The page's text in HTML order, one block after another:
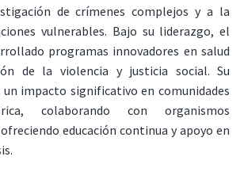
de crímenes complejos y a la
vulnerables. Bajo su liderazgo, el
programas innovadores en salud
de la violencia y justicia social. Su
impacto significativo en comunidades
colaborando con organismos
educación continua y apoyo en